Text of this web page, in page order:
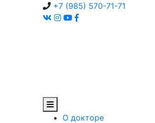
+7 (985) 570-71-71
О докторе